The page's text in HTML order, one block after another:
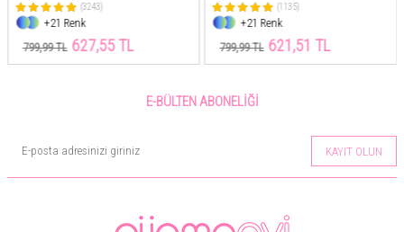
(1135)
+21 Renk
799,99 TL 621,51 TL
(217)
+11 Renk
869,99 TL 644,41 TL
E-BÜLTEN ABONELIĞI
KAYIT OLUN